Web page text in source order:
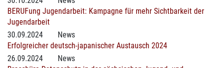
BERUFung Jugendarbeit: Kampagne für mehr Sichtbarkeit der
Jugendarbeit
30.09.2024
News
Erfolgreicher deutsch-japanischer Austausch 2024
26.09.2024
News